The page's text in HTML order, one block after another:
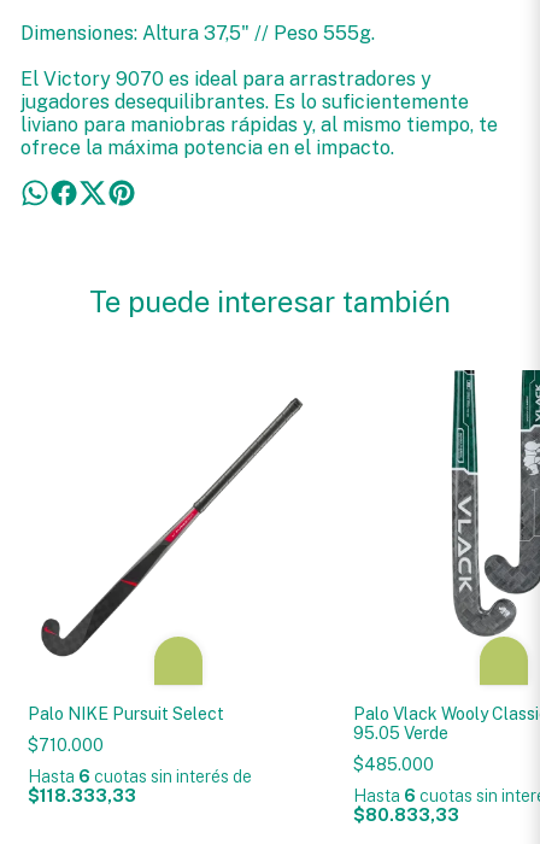
Dimensiones: Altura 37,5" // Peso 555g.
El Victory 9070 es ideal para arrastradores y
jugadores desequilibrantes. Es lo suficientemente
liviano para maniobras rápidas y, al mismo tiempo, te
ofrece la máxima potencia en el impacto.
Te puede interesar también
Palo NIKE Pursuit Select
$710.000
Hasta 6 cuotas sin interés de
$118.333,33
Palo Vlack Wooly
95.05 Verde
$485.000
Hasta 6 cuotas sin
$80.833,33